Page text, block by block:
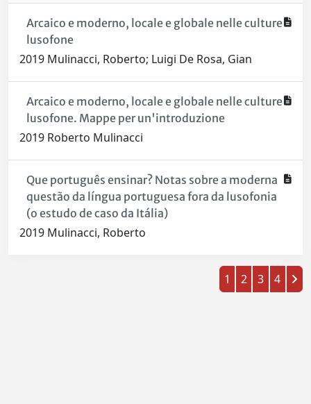
Arcaico e moderno, locale e globale nelle culture
lusofone
2019 Mulinacci, Roberto; Luigi De Rosa, Gian
Arcaico e moderno, locale e globale nelle culture
lusofone. Mappe per un'introduzione
2019 Roberto Mulinacci
Que português ensinar? Notas sobre a moderna
questão da língua portuguesa fora da lusofonia
(o estudo de caso da Itália)
2019 Mulinacci, Roberto
1 2 3 4